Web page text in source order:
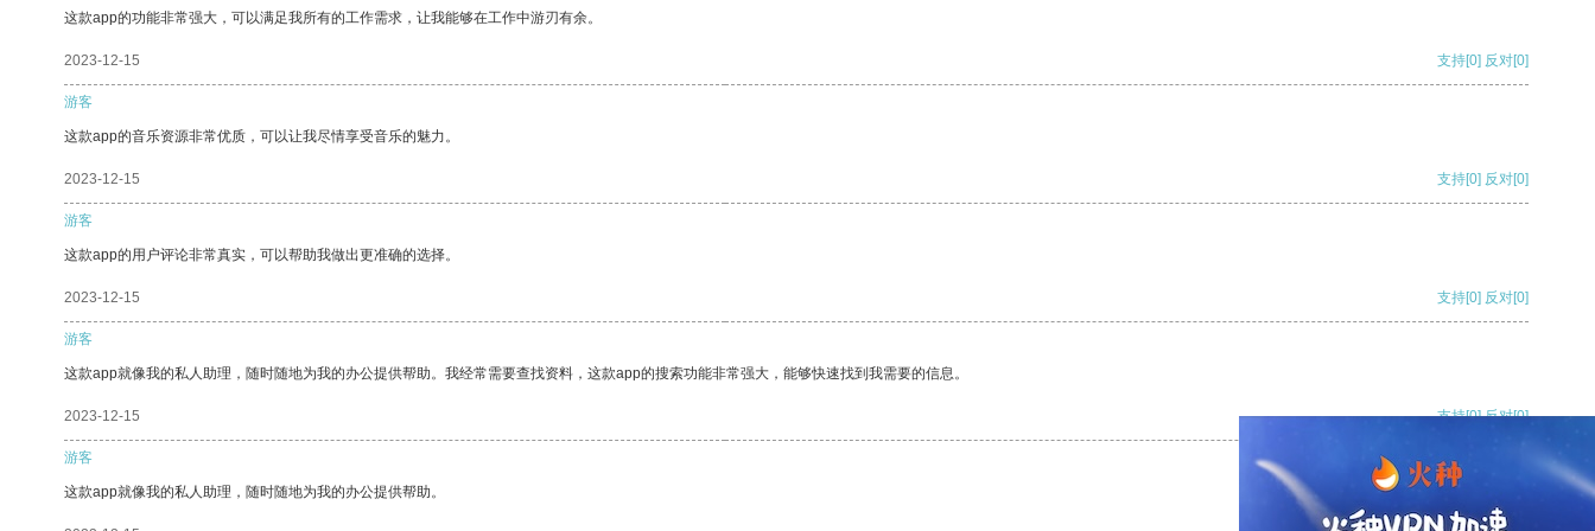
这款app的功能非常强大，可以满足我所有的工作需求，让我能够在工作中游刃有余。
2023-12-15 支持[0] 反对[0]
游客
这款app的音乐资源非常优质，可以让我尽情享受音乐的魅力。
2023-12-15 支持[0] 反对[0]
游客
这款app的用户评论非常真实，可以帮助我做出更准确的选择。
2023-12-15 支持[0] 反对[0]
游客
这款app就像我的私人助理，随时随地为我的办公提供帮助。我经常需要查找资料，这款app的搜索功能非常强大，能够快速找到我需要的信息。
2023-12-15 支持[0] 反对[0]
游客
这款app就像我的私人助理，随时随地为我的办公提供帮助。